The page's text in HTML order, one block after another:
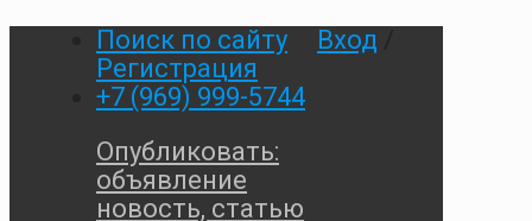
Поиск по сайту Вход
Регистрация
+7 (969) 999-5744
Опубликовать:
объявление
новость, статью